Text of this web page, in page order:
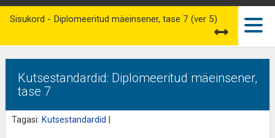
Kutsestandardid: Diplomeeritud mäeinsener,
tase 7
Tagasi: Kutsestandardid
Sisukord - Diplomeeritud mäeinsener, tase 7 (ver 5)